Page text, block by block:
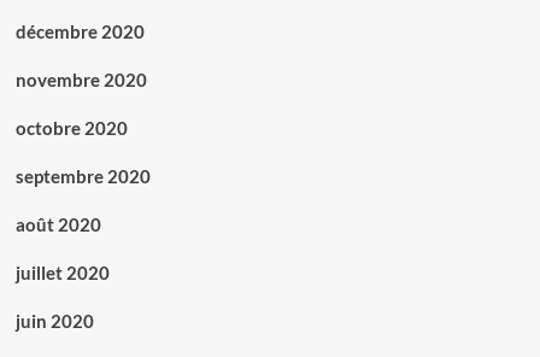
décembre 2020
novembre 2020
octobre 2020
septembre 2020
août 2020
juillet 2020
juin 2020